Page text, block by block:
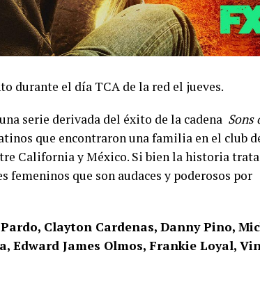
durante el día TCA de la red el jueves.
serie derivada del éxito de la cadena Sons
que encontraron una familia en el club
California y México. Si bien la historia trata
femeninos que son audaces y poderosos por
Pardo, Clayton Cardenas, Danny Pino,
Edward James Olmos, Frankie Loyal,